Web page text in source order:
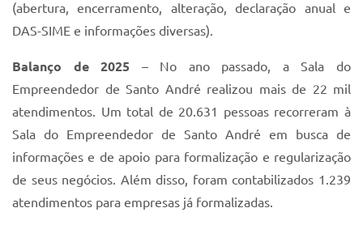
(abertura, encerramento, alteração, declaração anual e
DAS-SIME e informações diversas).
Balanço de 2025 – No ano passado, a Sala do
Empreendedor de Santo André realizou mais de 22 mil
atendimentos. Um total de 20.631 pessoas recorreram à
Sala do Empreendedor de Santo André em busca de
informações e de apoio para formalização e regularização
de seus negócios. Além disso, foram contabilizados 1.239
atendimentos para empresas já formalizadas.